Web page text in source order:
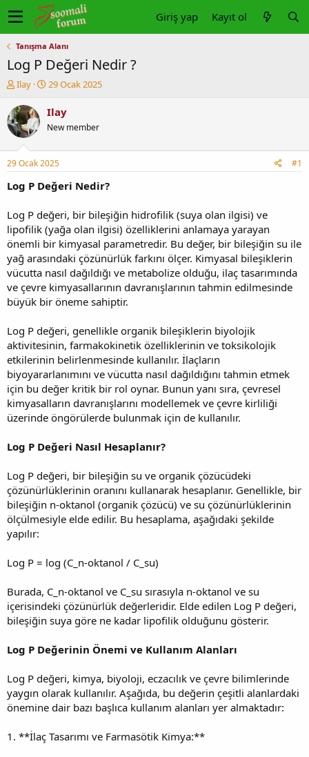
Giriş yap Kayıt ol
Tanışma Alanı
Log P Değeri Nedir ?
K
n
u
y
b
a
ş
t
a
n
Ilay
B
ş
a
g
ı
ç
r
i
h
i
29 Ocak 2025
Ilay
New member
29 Ocak 2025 #1
Log P Değeri Nedir?
Log P değeri, bir bileşiğin hidrofilik (suya olan ilgisi) ve
lipofilik (yağa olan ilgisi) özelliklerini anlamaya yarayan
önemli bir kimyasal parametredir. Bu değer, bir bileşiğin su ile
yağ arasındaki çözünürlük farkını ölçer. Kimyasal bileşiklerin
vücutta nasıl dağıldığı ve metabolize olduğu, ilaç tasarımında
ve çevre kimyasallarının davranışlarının tahmin edilmesinde
büyük bir öneme sahiptir.
Log P değeri, genellikle organik bileşiklerin biyolojik
aktivitesinin, farmakokinetik özelliklerinin ve toksikolojik
etkilerinin belirlenmesinde kullanılır. İlaçların
biyoyararlanımını ve vücutta nasıl dağıldığını tahmin etmek
için bu değer kritik bir rol oynar. Bunun yanı sıra, çevresel
kimyasalların davranışlarını modellemek ve çevre kirliliği
üzerinde öngörülerde bulunmak için de kullanılır.
Log P Değeri Nasıl Hesaplanır?
Log P değeri, bir bileşiğin su ve organik çözücüdeki
çözünürlüklerinin oranını kullanarak hesaplanır. Genellikle, bir
bileşiğin n-oktanol (organik çözücü) ve su çözünürlüklerinin
ölçülmesiyle elde edilir. Bu hesaplama, aşağıdaki şekilde
yapılır:
Log P = log (C_n-oktanol / C_su)
Burada, C_n-oktanol ve C_su sırasıyla n-oktanol ve su
içerisindeki çözünürlük değerleridir. Elde edilen Log P değeri,
bileşiğin suya göre ne kadar lipofilik olduğunu gösterir.
Log P Değerinin Önemi ve Kullanım Alanları
Log P değeri, kimya, biyoloji, eczacılık ve çevre bilimlerinde
yaygın olarak kullanılır. Aşağıda, bu değerin çeşitli alanlardaki
önemine dair bazı başlıca kullanım alanları yer almaktadır:
1. **İlaç Tasarımı ve Farmasötik Kimya:**